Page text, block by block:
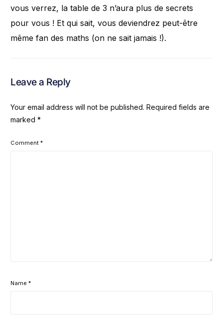
vous verrez, la table de 3 n’aura plus de secrets
pour vous ! Et qui sait, vous deviendrez peut-être
même fan des maths (on ne sait jamais !).
Leave a Reply
Your email address will not be published. Required fields are
marked*
Comment*
Name*